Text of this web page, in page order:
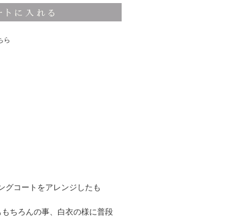
ら
グコートをアレンジしたも
ちろんの事、白衣の様に普段